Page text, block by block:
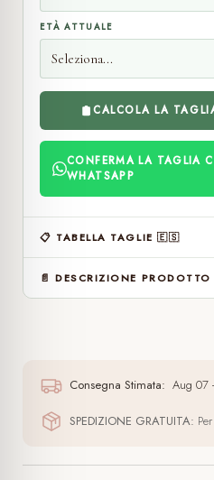
ETÀ ATTUALE
CALCOLA LA
CONFERMA LA TAGLIA
WHATSAPP
📋 TABELLA TAGLIE 🇪🇸
📄 DESCRIZIONE PRODOTTO
Consegna Stimata: Aug 07
SPEDIZIONE GRATUITA: